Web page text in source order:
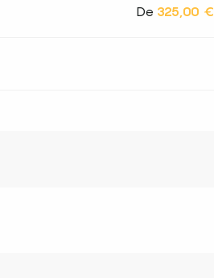
De 325,00 €